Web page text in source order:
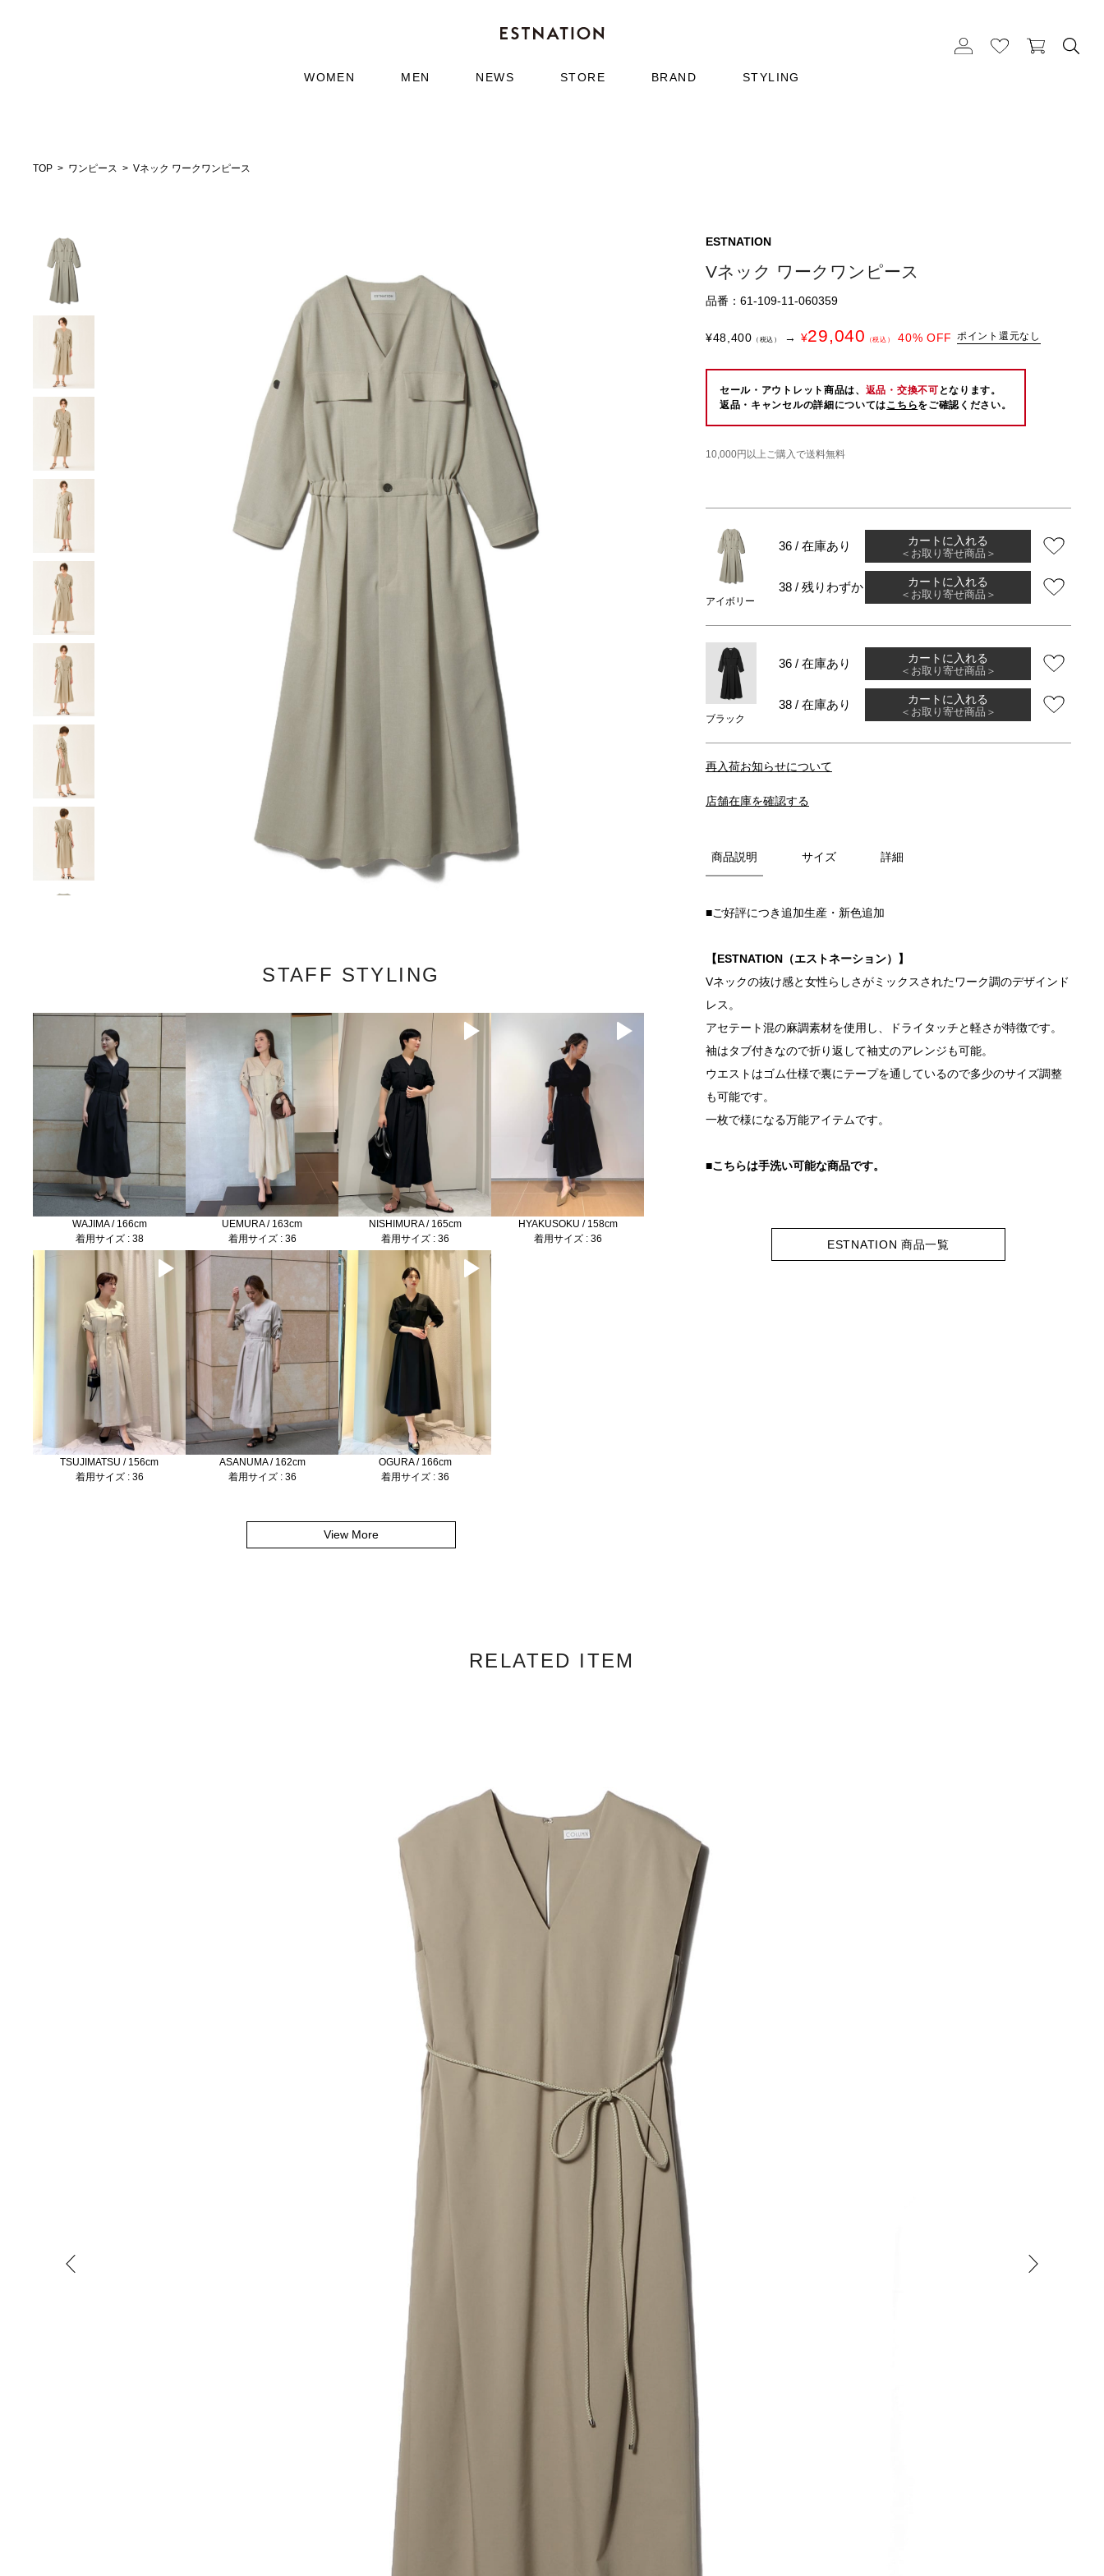
WOMEN MEN NEWS STORE BRAND STYLING
TOP ワンピース Vネック ワークワンピース
STAFF STYLING
WAJIMA / 166cm
着用サイズ : 38
UEMURA / 163cm
着用サイズ : 36
NISHIMURA / 165cm
着用サイズ : 36
HYAKUSOKU / 158cm
着用サイズ : 36
TSUJIMATSU / 156cm
着用サイズ : 36
ASANUMA / 162cm
着用サイズ : 36
OGURA / 166cm
着用サイズ : 36
View More
ESTNATION
Vネック ワークワンピース
品番：61-109-11-060359
¥48,400 （税込） → ¥29,040 （税込） 40% OFF ポイント還元なし
セール・アウトレット商品は、 返品・交換不可 となります。
返品・キャンセルの詳細についてはこちらをご確認ください。
10,000円以上ご購入で送料無料
アイボリー
36 / 在庫あり カートに入れる
＜お取り寄せ商品＞
38 / 残りわずか カートに入れる
＜お取り寄せ商品＞
ブラック
36 / 在庫あり カートに入れる
＜お取り寄せ商品＞
38 / 在庫あり カートに入れる
＜お取り寄せ商品＞
再入荷お知らせについて
店舗在庫を確認する
商品説明 サイズ 詳細
■ご好評につき追加生産・新色追加
【ESTNATION（エストネーション）】
Vネックの抜け感と女性らしさがミックスされたワーク調のデザインド
レス。
アセテート混の麻調素材を使用し、ドライタッチと軽さが特徴です。
袖はタブ付きなので折り返して袖丈のアレンジも可能。
ウエストはゴム仕様で裏にテープを通しているので多少のサイズ調整
も可能です。
一枚で様になる万能アイテムです。
■こちらは手洗い可能な商品です。
ESTNATION 商品一覧
RELATED ITEM